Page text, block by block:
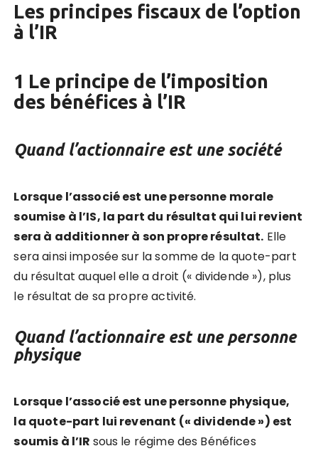
Les principes fiscaux de l’option
à l’IR
1 Le principe de l’imposition
des bénéfices à l’IR
Quand l’actionnaire est une société
Lorsque l’associé est une personne morale
soumise à l’IS, la part du résultat qui lui revient
sera à additionner à son propre résultat. Elle
sera ainsi imposée sur la somme de la quote-part
du résultat auquel elle a droit (« dividende »), plus
le résultat de sa propre activité.
Quand l’actionnaire est une personne
physique
Lorsque l’associé est une personne physique,
la quote-part lui revenant (« dividende ») est
soumis à l’IR sous le régime des Bénéfices